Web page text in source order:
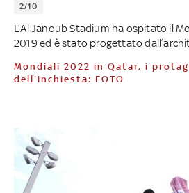
2/10
L’Al Janoub Stadium ha ospitato il
2019 ed è stato progettato
Mondiali 2022 in Qatar, i protagonisti
dell'inchiesta: FOTO